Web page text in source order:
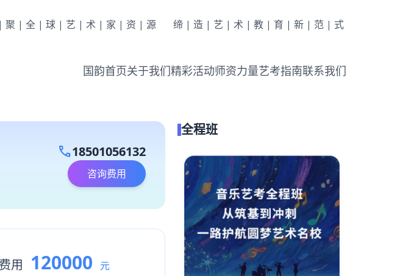
聚|全|球|艺|术|家|资|源 缔|造|艺|术|教|育|新|范|式
国韵首页关于我们精彩活动师资力量艺考指南联系我们
call18501056132
咨询费用
用 120000 元
全程班